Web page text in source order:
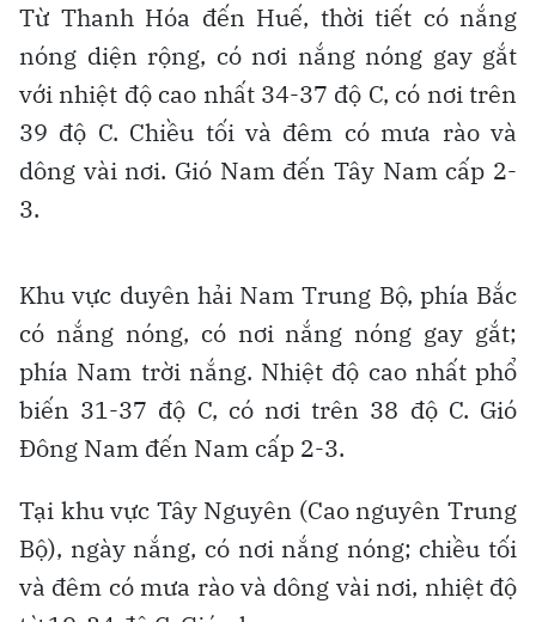
Từ Thanh Hóa đến Huế, thời tiết có nắng
nóng diện rộng, có nơi nắng nóng gay gắt
với nhiệt độ cao nhất 34-37 độ C, có nơi trên
39 độ C. Chiều tối và đêm có mưa rào và
dông vài nơi. Gió Nam đến Tây Nam cấp 2-
3.
Khu vực duyên hải Nam Trung Bộ, phía Bắc
có nắng nóng, có nơi nắng nóng gay gắt;
phía Nam trời nắng. Nhiệt độ cao nhất phổ
biến 31-37 độ C, có nơi trên 38 độ C. Gió
Đông Nam đến Nam cấp 2-3.
Tại khu vực Tây Nguyên (Cao nguyên Trung
Bộ), ngày nắng, có nơi nắng nóng; chiều tối
và đêm có mưa rào và dông vài nơi, nhiệt độ